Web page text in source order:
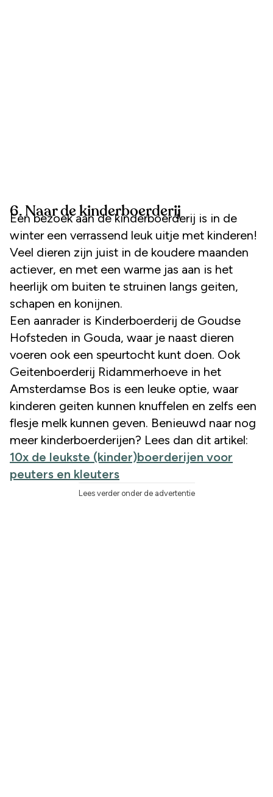
6. Naar de kinderboerderij
Een bezoek aan de kinderboerderij is in de
winter een verrassend leuk uitje met kinderen!
Veel dieren zijn juist in de koudere maanden
actiever, en met een warme jas aan is het
heerlijk om buiten te struinen langs geiten,
schapen en konijnen.
Een aanrader is Kinderboerderij de Goudse
Hofsteden in Gouda, waar je naast dieren
voeren ook een speurtocht kunt doen. Ook
Geitenboerderij Ridammerhoeve in het
Amsterdamse Bos is een leuke optie, waar
kinderen geiten kunnen knuffelen en zelfs een
flesje melk kunnen geven. Benieuwd naar nog
meer kinderboerderijen? Lees dan dit artikel:
10x de leukste (kinder)boerderijen voor
peuters en kleuters
Lees verder onder de advertentie